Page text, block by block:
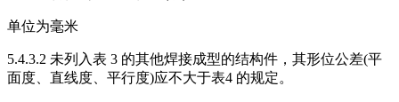
单位为毫米
5.4.3.2 未列入表 3 的其他焊接成型的结构件，其形位公差(平
面度、直线度、平行度)应不大于表4 的规定。